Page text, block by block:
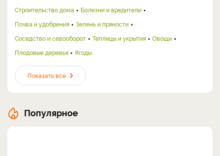
Строительство дома
Болезни и вредители
Почва и удобрения
Зелень и пряности
Соседство и севооборот
Теплицы и укрытия
Овощи
Плодовые деревья
Ягоды
Показать все
Популярное